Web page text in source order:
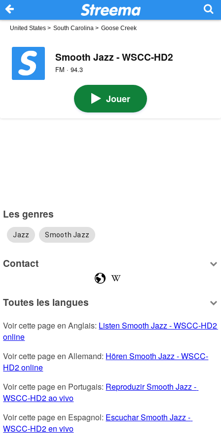
United States > South Carolina > Goose Creek
Smooth Jazz - WSCC-HD2
FM · 94.3
Jouer
Les genres
Jazz Smooth Jazz
Contact
Toutes les langues
Voir cette page en Anglais: Listen Smooth Jazz - WSCC-HD2
online
Voir cette page en Allemand: Hören Smooth Jazz - WSCC-
HD2 online
Voir cette page en Portugais: Reproduzir Smooth Jazz -
WSCC-HD2 ao vivo
Voir cette page en Espagnol: Escuchar Smooth Jazz -
WSCC-HD2 en vivo